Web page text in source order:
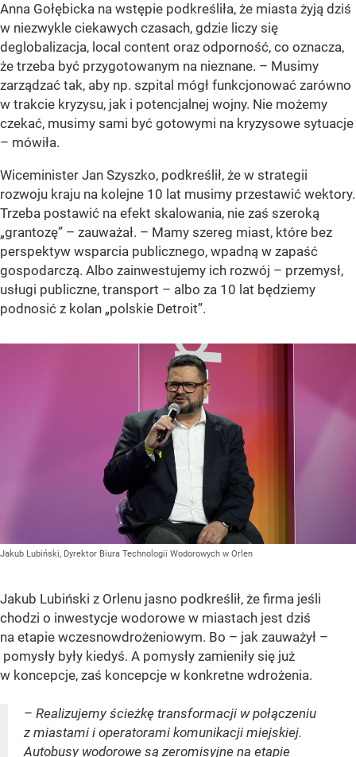
Anna Gołębicka na wstępie podkreśliła, że miasta żyją dziś
w niezwykle ciekawych czasach, gdzie liczy się
deglobalizacja, local content oraz odporność, co oznacza,
że trzeba być przygotowanym na nieznane. – Musimy
zarządzać tak, aby np. szpital mógł funkcjonować zarówno
w trakcie kryzysu, jak i potencjalnej wojny. Nie możemy
czekać, musimy sami być gotowymi na kryzysowe sytuacje
– mówiła.
Wiceminister Jan Szyszko, podkreślił, że w strategii
rozwoju kraju na kolejne 10 lat musimy przestawić wektory.
Trzeba postawić na efekt skalowania, nie zaś szeroką
„grantozę” – zauważał. – Mamy szereg miast, które bez
perspektyw wsparcia publicznego, wpadną w zapaść
gospodarczą. Albo zainwestujemy ich rozwój – przemysł,
usługi publiczne, transport – albo za 10 lat będziemy
podnosić z kolan „polskie Detroit”.
Jakub Lubiński, Dyrektor Biura Technologii Wodorowych w Orlen
Jakub Lubiński z Orlenu jasno podkreślił, że firma jeśli
chodzi o inwestycje wodorowe w miastach jest dziś
na etapie wczesnowdrożeniowym. Bo – jak zauważył –
pomysły były kiedyś. A pomysły zamieniły się już
w koncepcje, zaś koncepcje w konkretne wdrożenia.
– Realizujemy ścieżkę transformacji w połączeniu
z miastami i operatorami komunikacji miejskiej.
Autobusy wodorowe są zeromisyjne na etapie